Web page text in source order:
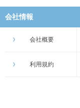
会社情報
会社概要
利用規約